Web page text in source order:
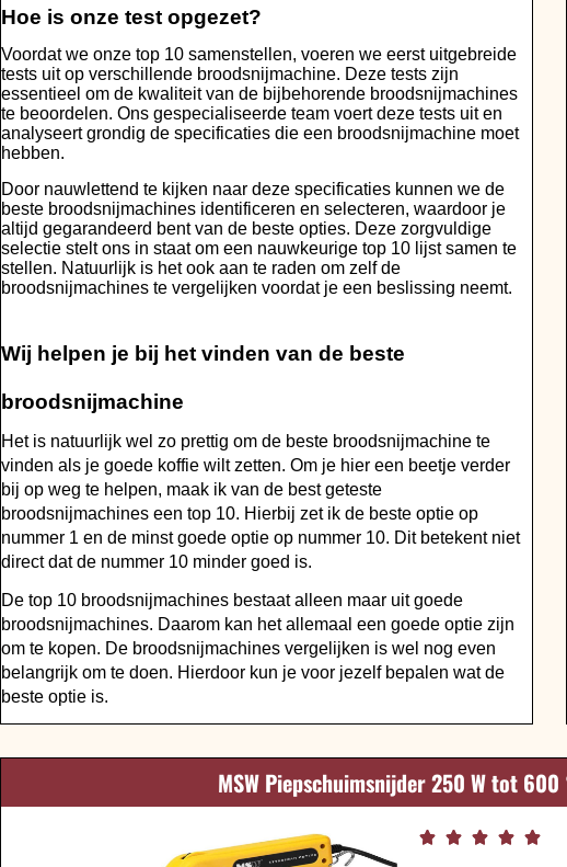
Hoe is onze test opgezet?
Voordat we onze top 10 samenstellen, voeren we eerst uitgebreide
tests uit op verschillende broodsnijmachine. Deze tests zijn
essentieel om de kwaliteit van de bijbehorende broodsnijmachines
te beoordelen. Ons gespecialiseerde team voert deze tests uit en
analyseert grondig de specificaties die een broodsnijmachine moet
hebben.
Door nauwlettend te kijken naar deze specificaties kunnen we de
beste broodsnijmachines identificeren en selecteren, waardoor je
altijd gegarandeerd bent van de beste opties. Deze zorgvuldige
selectie stelt ons in staat om een nauwkeurige top 10 lijst samen te
stellen. Natuurlijk is het ook aan te raden om zelf de
broodsnijmachines te vergelijken voordat je een beslissing neemt.
Wij helpen je bij het vinden van de beste
broodsnijmachine
Het is natuurlijk wel zo prettig om de beste broodsnijmachine te
vinden als je goede koffie wilt zetten. Om je hier een beetje verder
bij op weg te helpen, maak ik van de best geteste
broodsnijmachines een top 10. Hierbij zet ik de beste optie op
nummer 1 en de minst goede optie op nummer 10. Dit betekent niet
direct dat de nummer 10 minder goed is.
De top 10 broodsnijmachines bestaat alleen maar uit goede
broodsnijmachines. Daarom kan het allemaal een goede optie zijn
om te kopen. De broodsnijmachines vergelijken is wel nog even
belangrijk om te doen. Hierdoor kun je voor jezelf bepalen wat de
beste optie is.
MSW Piepschuimsnijder 250 W tot 600
    